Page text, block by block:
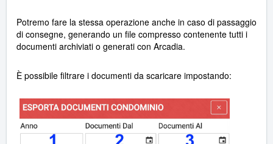
Potremo fare la stessa operazione anche in caso di passaggio
di consegne, generando un file compresso contenente tutti i
documenti archiviati o generati con Arcadia.
È possibile filtrare i documenti da scaricare impostando: